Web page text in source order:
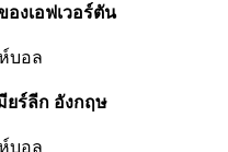
องเอฟเวอร์ตัน
ยร์ลีก อังกฤษ